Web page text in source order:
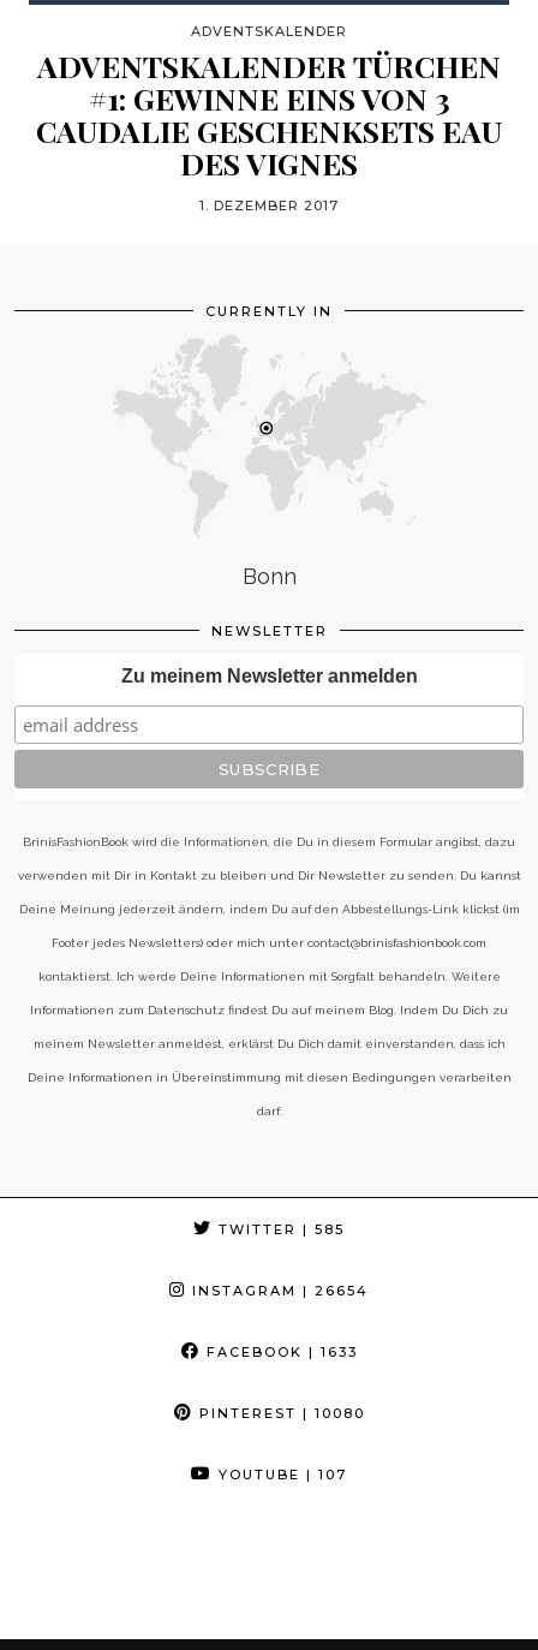
ADVENTSKALENDER
ADVENTSKALENDER TÜRCHEN
#1: GEWINNE EINS VON 3
CAUDALIE GESCHENKSETS EAU
DES VIGNES
1. DEZEMBER 2017
CURRENTLY IN
Bonn
NEWSLETTER
Zu meinem Newsletter anmelden
BrinisFashionBook wird die Informationen, die Du in diesem Formular angibst, dazu
verwenden mit Dir in Kontakt zu bleiben und Dir Newsletter zu senden. Du kannst
Deine Meinung jederzeit ändern, indem Du auf den Abbestellungs-Link klickst (im
Footer jedes Newsletters) oder mich unter contact@brinisfashionbook.com
kontaktierst. Ich werde Deine Informationen mit Sorgfalt behandeln. Weitere
Informationen zum Datenschutz findest Du auf meinem Blog. Indem Du Dich zu
meinem Newsletter anmeldest, erklärst Du Dich damit einverstanden, dass ich
Deine Informationen in Übereinstimmung mit diesen Bedingungen verarbeiten
darf.
TWITTER | 585
INSTAGRAM | 26654
FACEBOOK | 1633
PINTEREST | 10080
YOUTUBE | 107